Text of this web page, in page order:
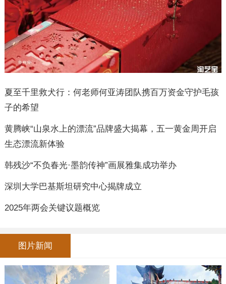
夏至千里救犬行：何老师何亚涛团队携百万资金守护毛孩
子的希望
黄腾峡“山泉水上的漂流”品牌盛大揭幕，五一黄金周开启
生态漂流新体验
韩残沙“不负春光·墨韵传神”画展雅集成功举办
深圳大学巴基斯坦研究中心揭牌成立
2025年两会关键议题概览
图片新闻